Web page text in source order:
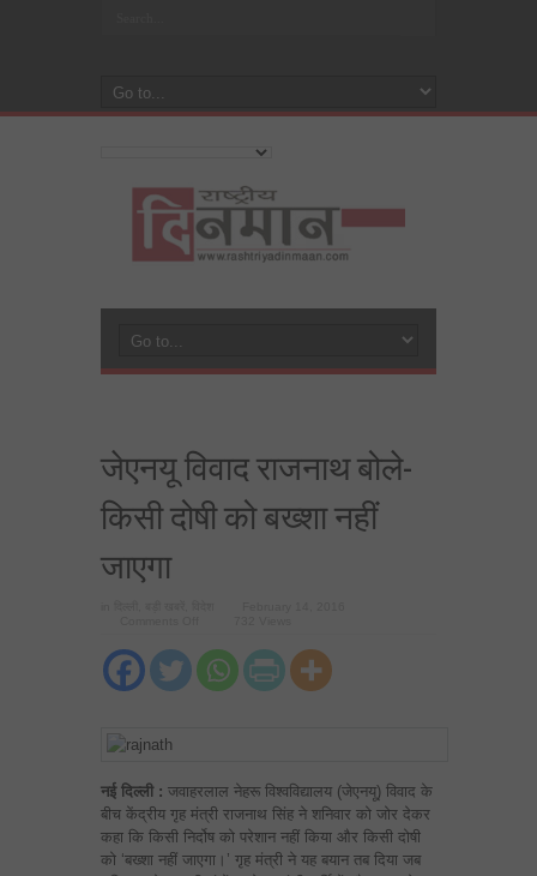
जेएनयू विवाद राजनाथ बोले-
किसी दोषी को बख्शा नहीं
जाएगा
विवाद
राजनाथ
बोले-
किसी
नई दिल्ली: जवाहरलाल नेहरू विश्वविद्यालय (जेएनयू) विवाद के
बीच केंद्रीय गृह मंत्री राजनाथ सिंह ने शनिवार को जोर देकर
कहा कि किसी निर्दोष को परेशान नहीं किया और किसी दोषी
को ‘बख्शा नहीं जाएगा।’ गृह मंत्री ने यह बयान तब दिया जब